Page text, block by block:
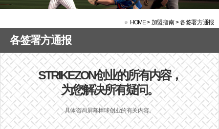
各签署方通报
HOME> 加盟指南 >各签署方通报
STRIKEZON创业的所有内容，
为您解决所有疑问。
具体咨询屏幕棒球创业的有关内容。